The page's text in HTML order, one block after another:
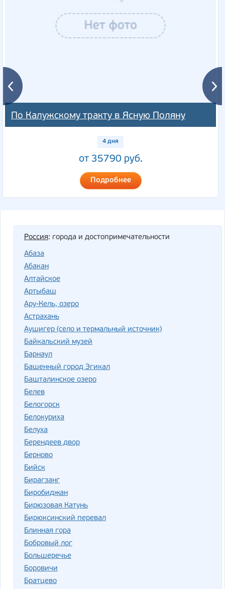
По Калужскому тракту в Ясную Поляну
4 дня
от 35790 руб.
Подробнее
Россия: города и достопримечательности
Абаза
Абакан
Алтайское
Артыбаш
Ару-Кель, озеро
Астрахань
Аушигер (село и термальный источник)
Байкальский музей
Барнаул
Башенный город Эгикал
Башталинское озеро
Белев
Белогорск
Белокуриха
Белуха
Берендеев двор
Берново
Бийск
Бирагзанг
Биробиджан
Бирюзовая Катунь
Бирюксинский перевал
Блинная гора
Бобровый лог
Большеречье
Боровичи
Братцево